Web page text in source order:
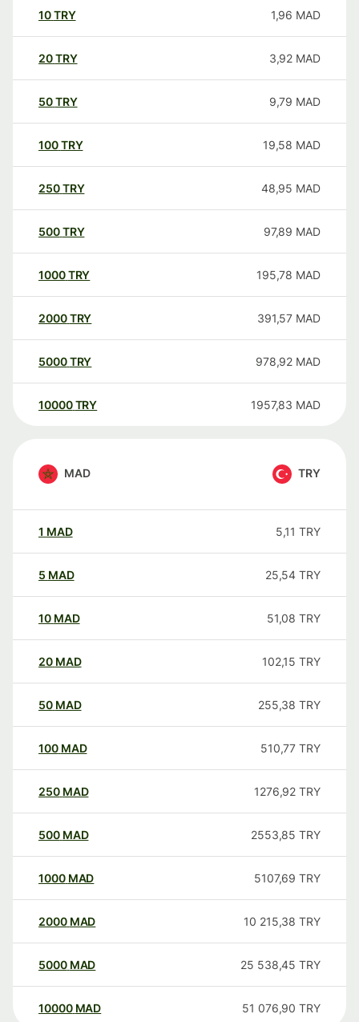
10TRY 1,96 MAD
20TRY 3,92 MAD
50TRY 9,79 MAD
100TRY 19,58 MAD
250TRY 48,95 MAD
500TRY 97,89 MAD
1000TRY 195,78 MAD
2000TRY 391,57 MAD
5000TRY 978,92 MAD
10000 TRY 1957,83 MAD
MAD TRY
1 MAD 5,11 TRY
5 MAD 25,54 TRY
10 MAD 51,08 TRY
20 MAD 102,15 TRY
50 MAD 255,38 TRY
100 MAD 510,77 TRY
250 MAD 1276,92 TRY
500 MAD 2553,85 TRY
1000 MAD 5107,69 TRY
2000 MAD 10 215,38 TRY
5000 MAD 25 538,45 TRY
10000 MAD 51 076,90 TRY